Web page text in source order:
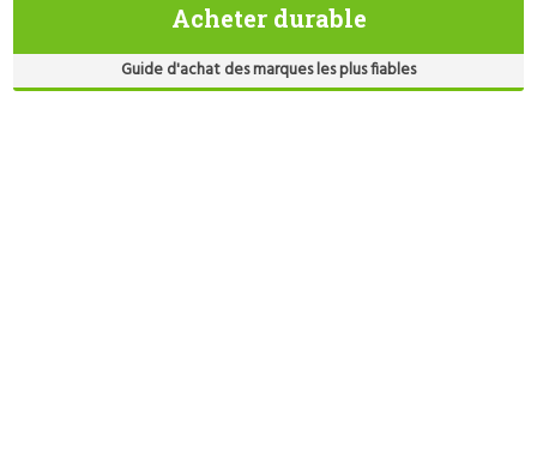
Acheter durable
Guide d'achat des marques les plus fiables